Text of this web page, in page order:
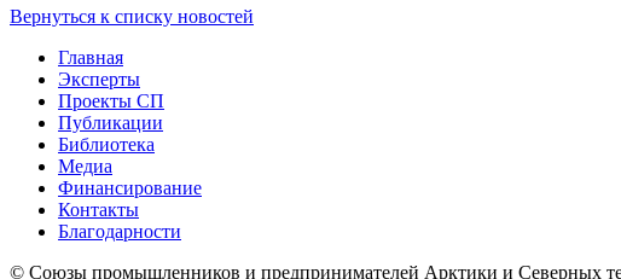
Вернуться к списку новостей
Главная
Эксперты
Проекты СП
Публикации
Библиотека
Медиа
Финансирование
Контакты
Благодарности
© Союзы промышленников и предпринимателей Арктики и